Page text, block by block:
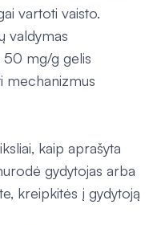
vartoti vaisto.
valdymas
mg/g gelis
mechanizmus
kaip aprašyta
gydytojas arba
kreipkitės į gydytoją